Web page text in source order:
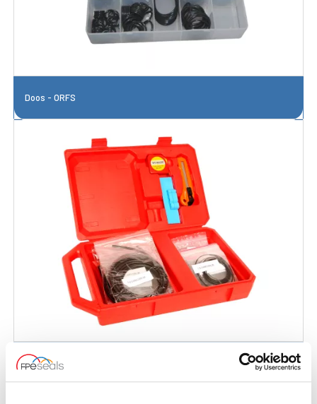
Doos - ORFS
Doos - Splicing Kit